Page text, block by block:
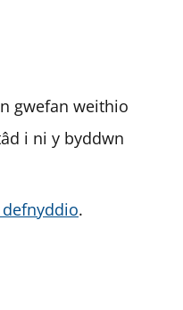
gwefan weithio
i ni y byddwn
.